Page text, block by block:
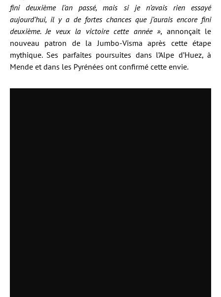
fini deuxième l’an passé, mais si je n’avais rien essayé
aujourd’hui, il y a de fortes chances que j’aurais encore fini
deuxième. Je veux la victoire cette année », annonçait le
nouveau patron de la Jumbo-Visma après cette étape
mythique. Ses parfaites poursuites dans l’Alpe d’Huez, à
Mende et dans les Pyrénées ont confirmé cette envie.